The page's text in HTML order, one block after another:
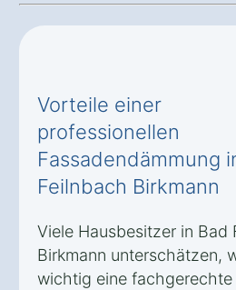
Vorteile einer
professionellen
Fassadendämmung
Feilnbach Birkmann
Viele Hausbesitzer in Bad
Birkmann unterschätzen,
wichtig eine fachgerechte